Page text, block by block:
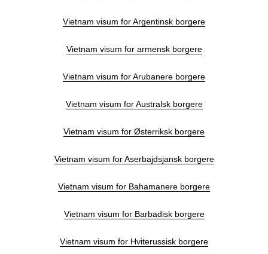
Vietnam visum for Argentinsk borgere
Vietnam visum for armensk borgere
Vietnam visum for Arubanere borgere
Vietnam visum for Australsk borgere
Vietnam visum for Østerriksk borgere
Vietnam visum for Aserbajdsjansk borgere
Vietnam visum for Bahamanere borgere
Vietnam visum for Barbadisk borgere
Vietnam visum for Hviterussisk borgere